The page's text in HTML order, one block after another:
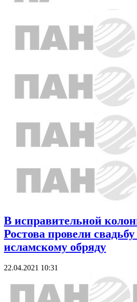
В исправительной
Ростова провели
исламскому обряду
22.04.2021 10:31